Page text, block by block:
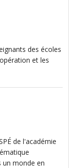
des écoles
et les
de l'académie
monde en